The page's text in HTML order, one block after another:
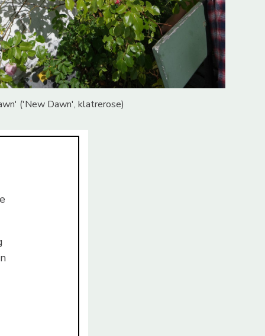
('New Dawn', klatrerose)